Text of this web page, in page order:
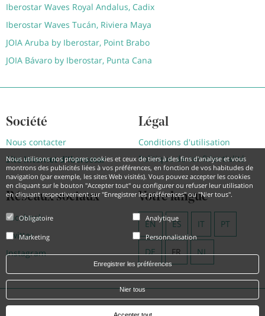
Nous utilisons nos propres cookies et ceux de tiers à des fins d'analyse et vous
montrons des publicités liées à vos préférences, en fonction de vos habitudes de
navigation (par exemple, les sites Web visités). Vous pouvez accepter les cookies
en cliquant sur le bouton "Accepter tout" ou configurer ou refuser leur utilisation
en cliquant respectivement sur "Enregistrer les préférences" ou "Nier tous".
Obligatoire Analytique
Marketing Personnalisation
Enregistrer les préférences
Nier tous
Iberostar Waves Royal Andalus, Cadix
Iberostar Waves Tucán, Riviera Maya
JOIA Aruba by Iberostar, Point Brabo
JOIA Bávaro by Iberostar, Punta Cana
Société
Nous contacter
Site Internet d'Iberostar
Légal
Conditions d'utilisation
Politique de confidentialité
Réseaux sociaux
Facebook
Twitter
Instagram
Votre langue
EN ES IT PT
DE FR NL
Powered byHotel Treats